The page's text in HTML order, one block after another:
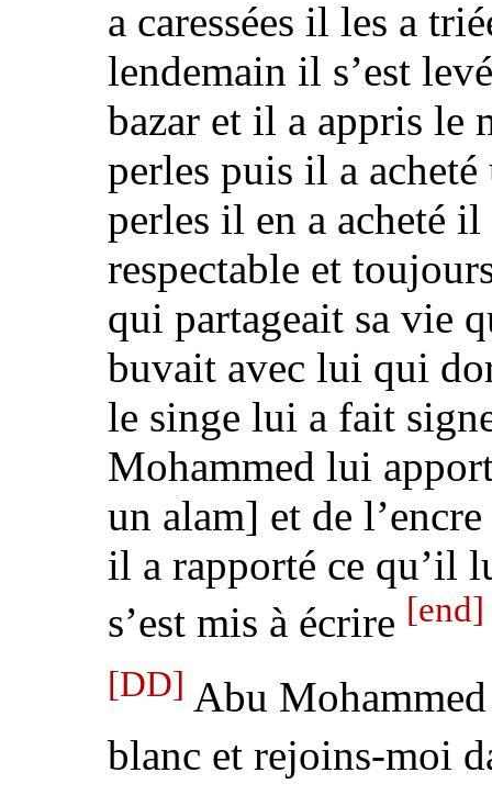
a caressées il les a
lendemain il s’est
bazar et il a appris le
perles puis il a
perles il en a acheté
respectable et
qui partageait sa vie
buvait avec lui qui
le singe lui a fait
Mohammed lui
un alam] et de
il a rapporté ce qu’il
s’est mis à écrire [end]
[DD] Abu
blanc et rejoins-moi